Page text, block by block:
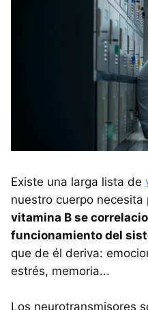
Existe una larga lista de
nuestro cuerpo necesita
vitamina B se
funcionamiento del
que de él deriva:
estrés, memoria...
Los neurotransmisores